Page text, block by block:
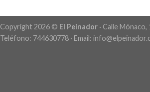
Copyright 2026 © El Peinador · Calle
Teléfono: 744630778 · Email: